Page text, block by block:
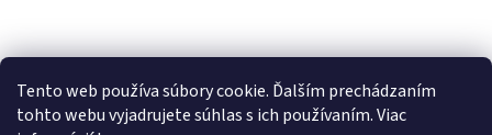
Tento web používa súbory cookie. Ďalším prechádzaním
tohto webu vyjadrujete súhlas s ich používaním. Viac